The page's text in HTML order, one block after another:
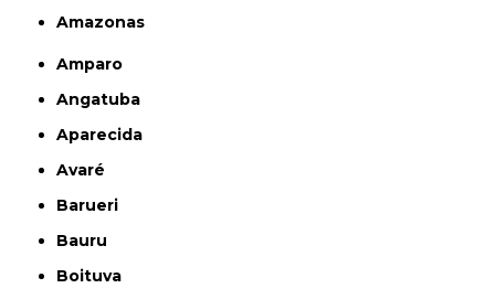
Amazonas
Amparo
Angatuba
Aparecida
Avaré
Barueri
Bauru
Boituva